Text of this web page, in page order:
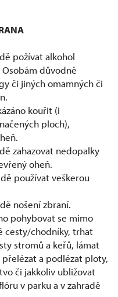
požívat alkohol
důvodně
či jiných omamných či
kouřit (i
ploch),
zahazovat nedopalky
oheň.
používat veškerou
nošení zbraní.
pohybovat se mimo
cesty/chodníky, trhat
stromů a keřů, lámat
a podlézat ploty,
či jakkoliv ubližovat
v parku a v zahradě